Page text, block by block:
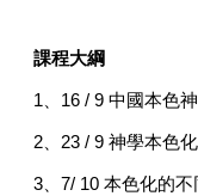
課程大綱
1、 16 / 9 中國本色
2、 23 / 9 神學本色
3、 7/ 10 本色化的不